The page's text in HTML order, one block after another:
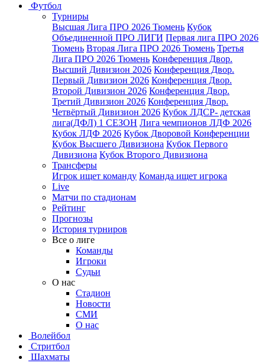
Футбол
Турниры
Высшая Лига ПРО 2026 Тюмень Кубок
Объединенной ПРО ЛИГИ Первая лига ПРО 2026
Тюмень Вторая Лига ПРО 2026 Тюмень Третья
Лига ПРО 2026 Тюмень Конференция Двор.
Высший Дивизион 2026 Конференция Двор.
Первый Дивизион 2026 Конференция Двор.
Второй Дивизион 2026 Конференция Двор.
Третий Дивизион 2026 Конференция Двор.
Четвёртый Дивизион 2026 Кубок ЛДСР- детская
лига(ДФЛ) 1 СЕЗОН Лига чемпионов ЛДФ 2026
Кубок ЛДФ 2026 Кубок Дворовой Конференции
Кубок Высшего Дивизиона Кубок Первого
Дивизиона Кубок Второго Дивизиона
Трансферы
Игрок ищет команду Команда ищет игрока
Live
Матчи по стадионам
Рейтинг
Прогнозы
История турниров
Все о лиге
Команды
Игроки
Судьи
О нас
Стадион
Новости
СМИ
О нас
Волейбол
Стритбол
Шахматы